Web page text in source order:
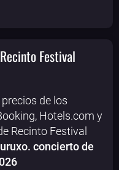
Festival
de los
Hotels.com y
Recinto Festival
concierto de